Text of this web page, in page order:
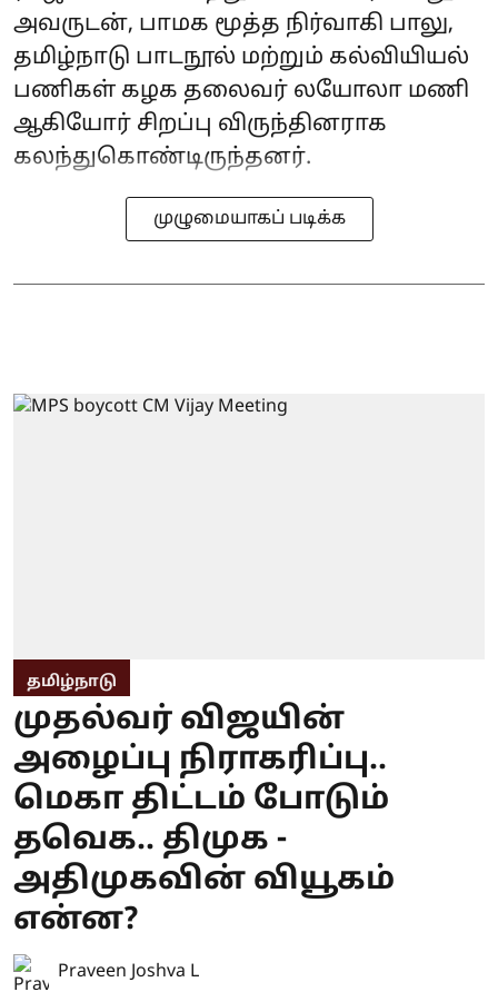
அவருடன், பாமக மூத்த நிர்வாகி பாலு,
தமிழ்நாடு பாடநூல் மற்றும் கல்வியியல்
பணிகள் கழக தலைவர் லயோலா மணி
ஆகியோர் சிறப்பு விருந்தினராக
கலந்துகொண்டிருந்தனர்.
முழுமையாகப் படிக்க
தமிழ்நாடு
முதல்வர் விஜயின்
அழைப்பு நிராகரிப்பு..
மெகா திட்டம் போடும்
தவெக.. திமுக -
அதிமுகவின் வியூகம்
என்ன?
Praveen Joshva L